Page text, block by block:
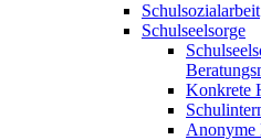
Schulsozialarbeit
Schulseelsorge
Konkrete
Anonyme